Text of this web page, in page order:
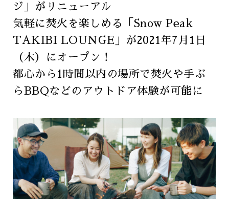
ジ」がリニューアル
気軽に焚火を楽しめる「Snow Peak
TAKIBI LOUNGE」が2021年7月1日
（木）にオープン！
都心から1時間以内の場所で焚火や手ぶ
らBBQなどのアウトドア体験が可能に